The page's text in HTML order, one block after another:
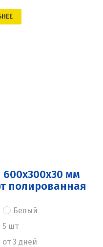
мм
полированная
Белый
5 шт
от 3 дней